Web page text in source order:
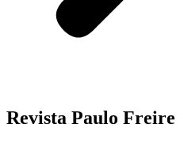
Revista Paulo Freire